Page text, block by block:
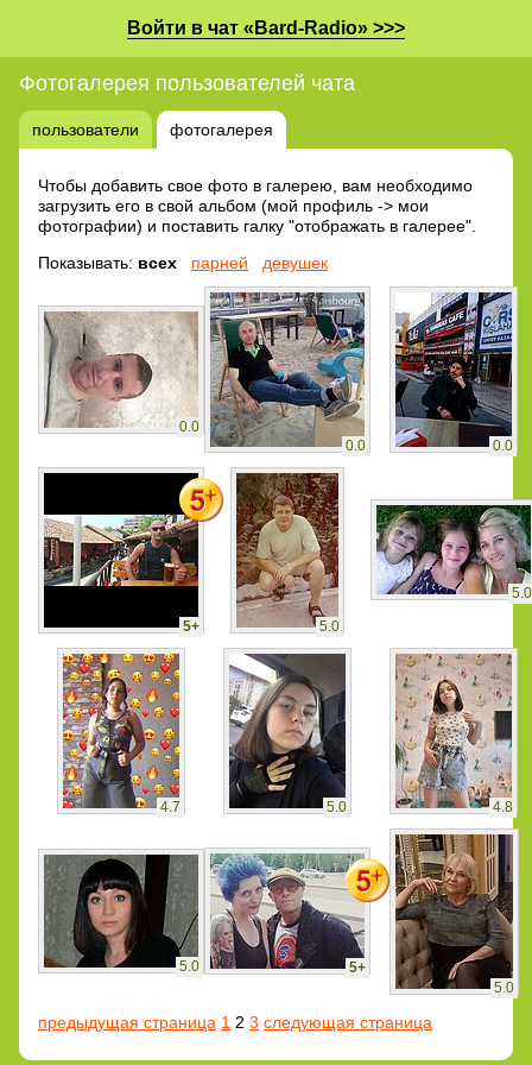
Войти в чат «Bard-Radio» >>>
Фотогалерея пользователей чата
пользователи фотогалерея
Чтобы добавить свое фото в галерею, вам необходимо
загрузить его в свой альбом (мой профиль -> мои
фотографии) и поставить галку "отображать в галерее".
Показывать: всех парней девушек
0.0
0.0
0.0
5+ 5.0
5.0
4.7 5.0 4.8
5.0
5+
5.0
предыдущая страница 1 2 3 следующая страница